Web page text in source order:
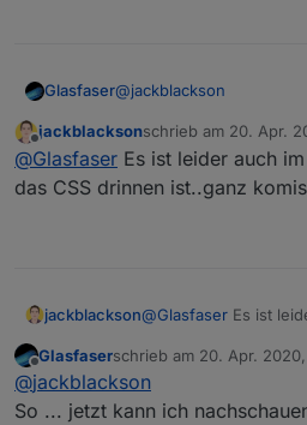
Glasfaser@jackblackson
Bin jetzt nicht am Rechner
Er hat in seine Projekt
nicht das es daran liegt ,
da du es ja seperat hat.
Offline
jackblacksonschrieb am 20. Apr.
zuletzt editiert von
@Glasfaser Es ist leider auch
das CSS drinnen ist..ganz
jackblackson@Glasfaser Es ist
Offline
Glasfaserschrieb am 20. Apr. 2020,
zuletzt editiert von
@jackblackson
So ... jetzt kann ich